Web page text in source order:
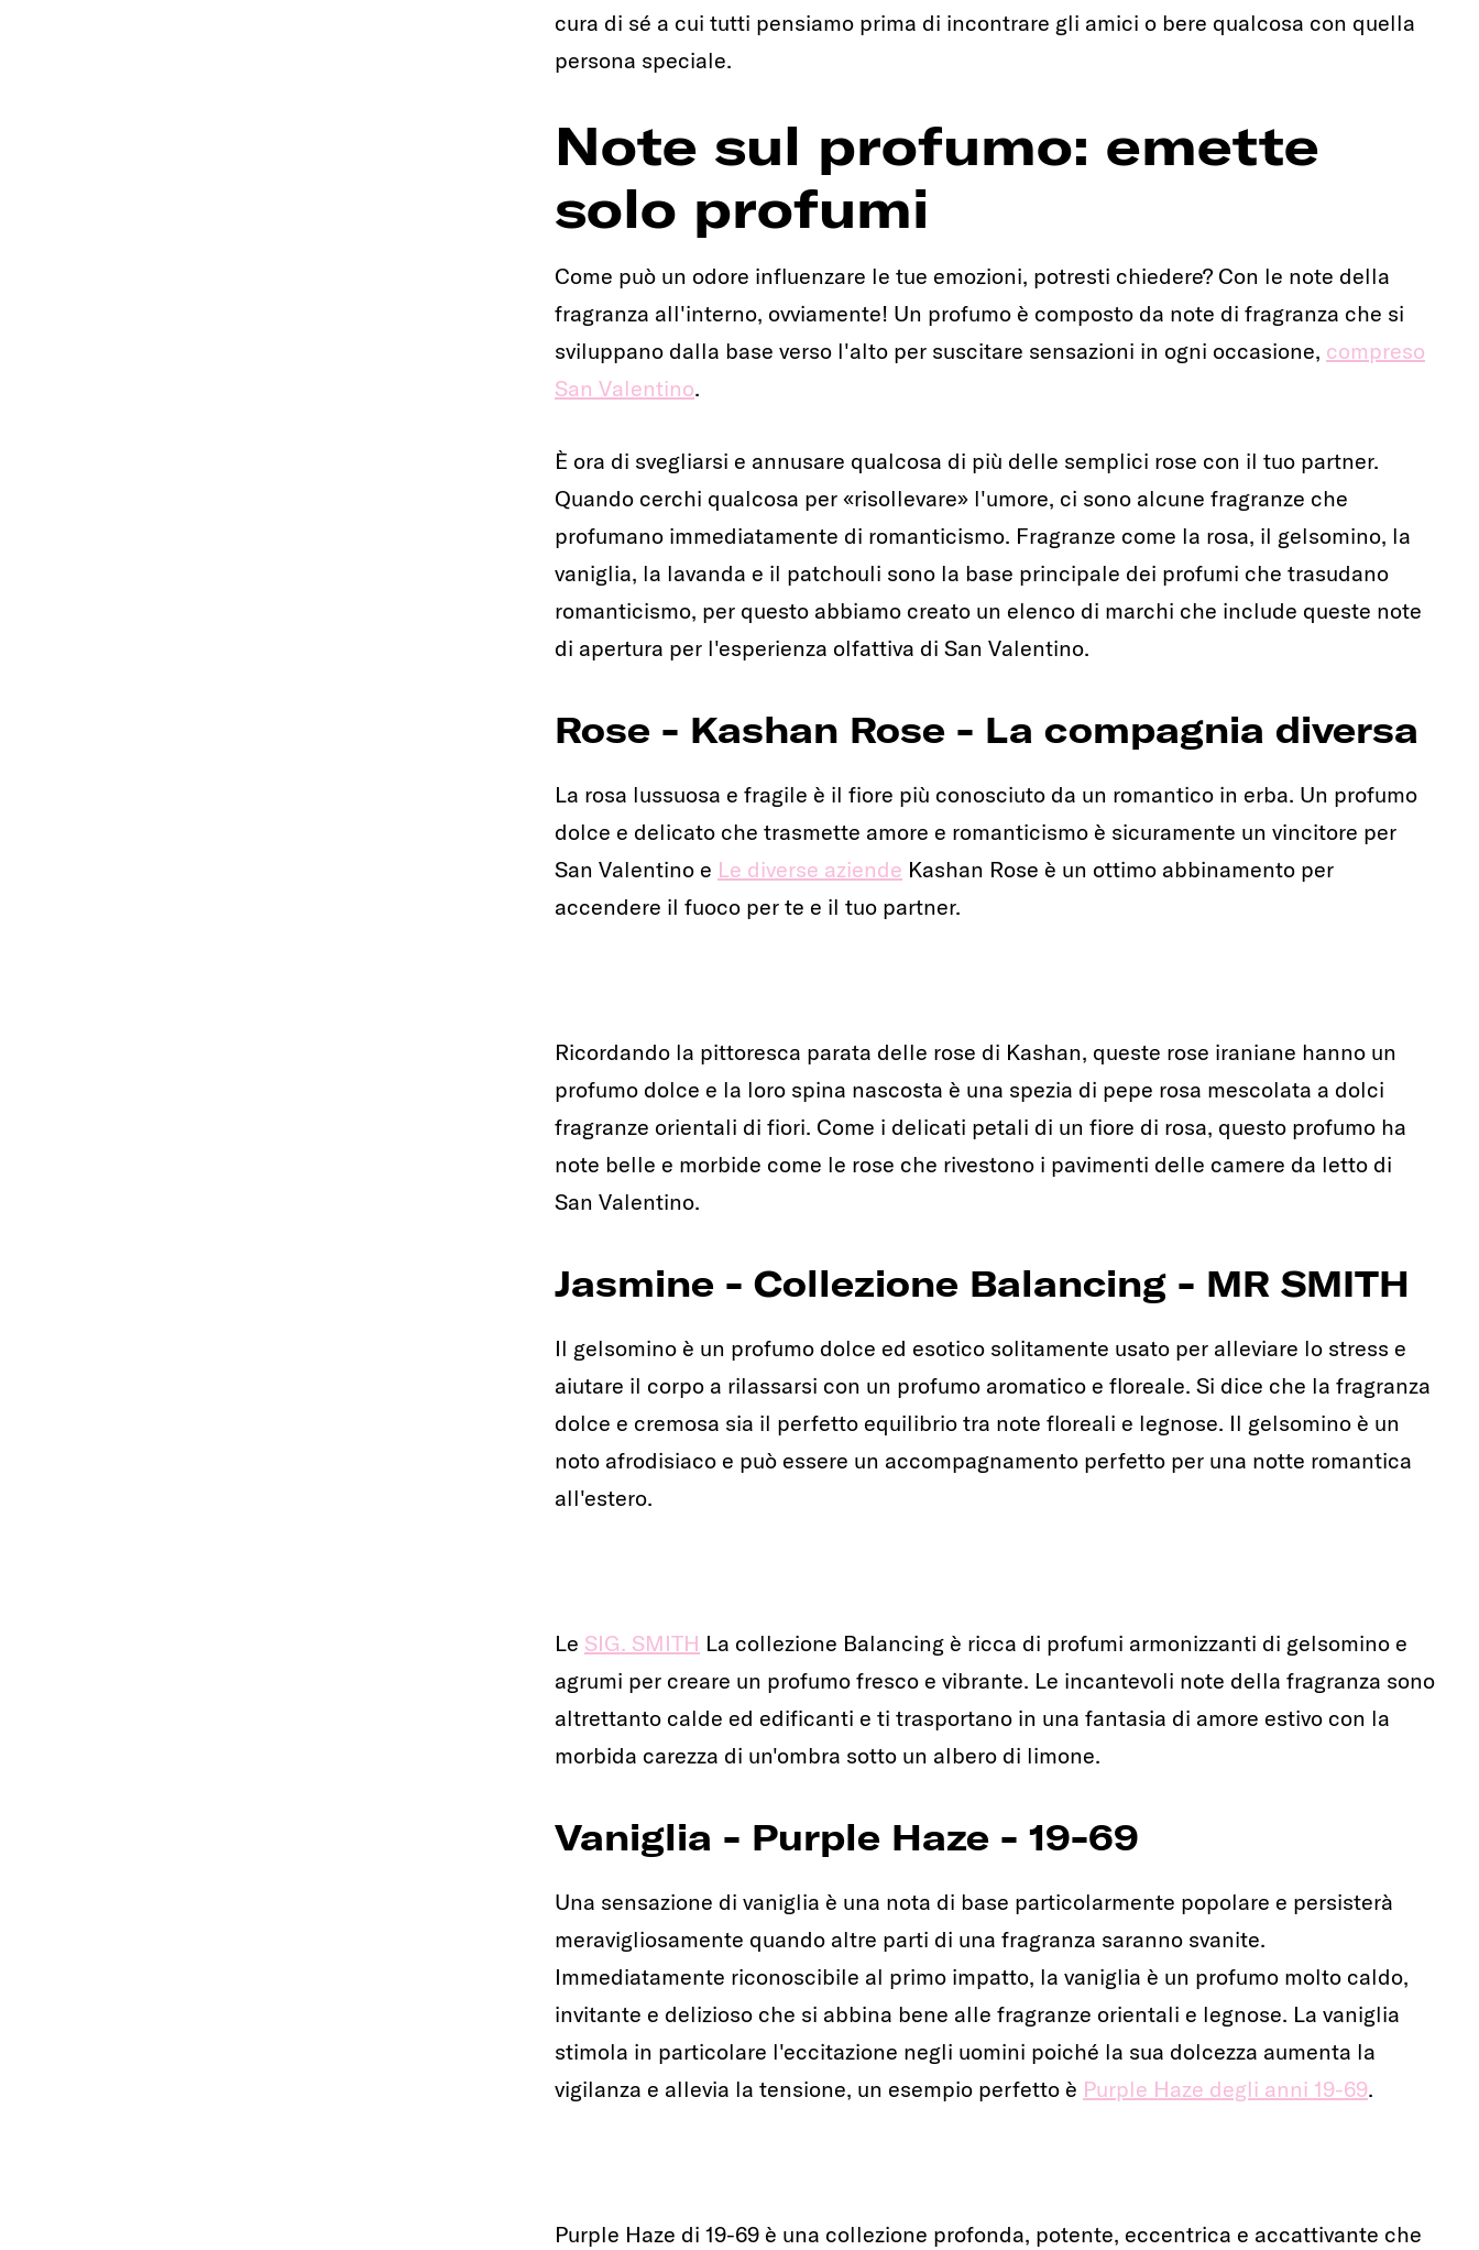
cura di sé a cui tutti pensiamo prima di incontrare gli amici o bere qualcosa con quella
persona speciale.
Note sul profumo: emette
solo profumi
Come può un odore influenzare le tue emozioni, potresti chiedere? Con le note della
fragranza all'interno, ovviamente! Un profumo è composto da note di fragranza che si
sviluppano dalla base verso l'alto per suscitare sensazioni in ogni occasione, compreso
San Valentino.
È ora di svegliarsi e annusare qualcosa di più delle semplici rose con il tuo partner.
Quando cerchi qualcosa per «risollevare» l'umore, ci sono alcune fragranze che
profumano immediatamente di romanticismo. Fragranze come la rosa, il gelsomino, la
vaniglia, la lavanda e il patchouli sono la base principale dei profumi che trasudano
romanticismo, per questo abbiamo creato un elenco di marchi che include queste note
di apertura per l'esperienza olfattiva di San Valentino.
Rose - Kashan Rose - La compagnia diversa
La rosa lussuosa e fragile è il fiore più conosciuto da un romantico in erba. Un profumo
dolce e delicato che trasmette amore e romanticismo è sicuramente un vincitore per
San Valentino e Le diverse aziende Kashan Rose è un ottimo abbinamento per
accendere il fuoco per te e il tuo partner.
Ricordando la pittoresca parata delle rose di Kashan, queste rose iraniane hanno un
profumo dolce e la loro spina nascosta è una spezia di pepe rosa mescolata a dolci
fragranze orientali di fiori. Come i delicati petali di un fiore di rosa, questo profumo ha
note belle e morbide come le rose che rivestono i pavimenti delle camere da letto di
San Valentino.
Jasmine - Collezione Balancing - MR SMITH
Il gelsomino è un profumo dolce ed esotico solitamente usato per alleviare lo stress e
aiutare il corpo a rilassarsi con un profumo aromatico e floreale. Si dice che la fragranza
dolce e cremosa sia il perfetto equilibrio tra note floreali e legnose. Il gelsomino è un
noto afrodisiaco e può essere un accompagnamento perfetto per una notte romantica
all'estero.
Le SIG. SMITH La collezione Balancing è ricca di profumi armonizzanti di gelsomino e
agrumi per creare un profumo fresco e vibrante. Le incantevoli note della fragranza sono
altrettanto calde ed edificanti e ti trasportano in una fantasia di amore estivo con la
morbida carezza di un'ombra sotto un albero di limone.
Vaniglia - Purple Haze - 19-69
Una sensazione di vaniglia è una nota di base particolarmente popolare e persisterà
meravigliosamente quando altre parti di una fragranza saranno svanite.
Immediatamente riconoscibile al primo impatto, la vaniglia è un profumo molto caldo,
invitante e delizioso che si abbina bene alle fragranze orientali e legnose. La vaniglia
stimola in particolare l'eccitazione negli uomini poiché la sua dolcezza aumenta la
vigilanza e allevia la tensione, un esempio perfetto è Purple Haze degli anni 19-69.
Purple Haze di 19-69 è una collezione profonda, potente, eccentrica e accattivante che